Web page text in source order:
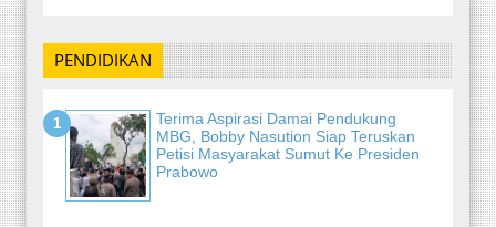
PENDIDIKAN
Terima Aspirasi Damai Pendukung
MBG, Bobby Nasution Siap Teruskan
Petisi Masyarakat Sumut Ke Presiden
Prabowo